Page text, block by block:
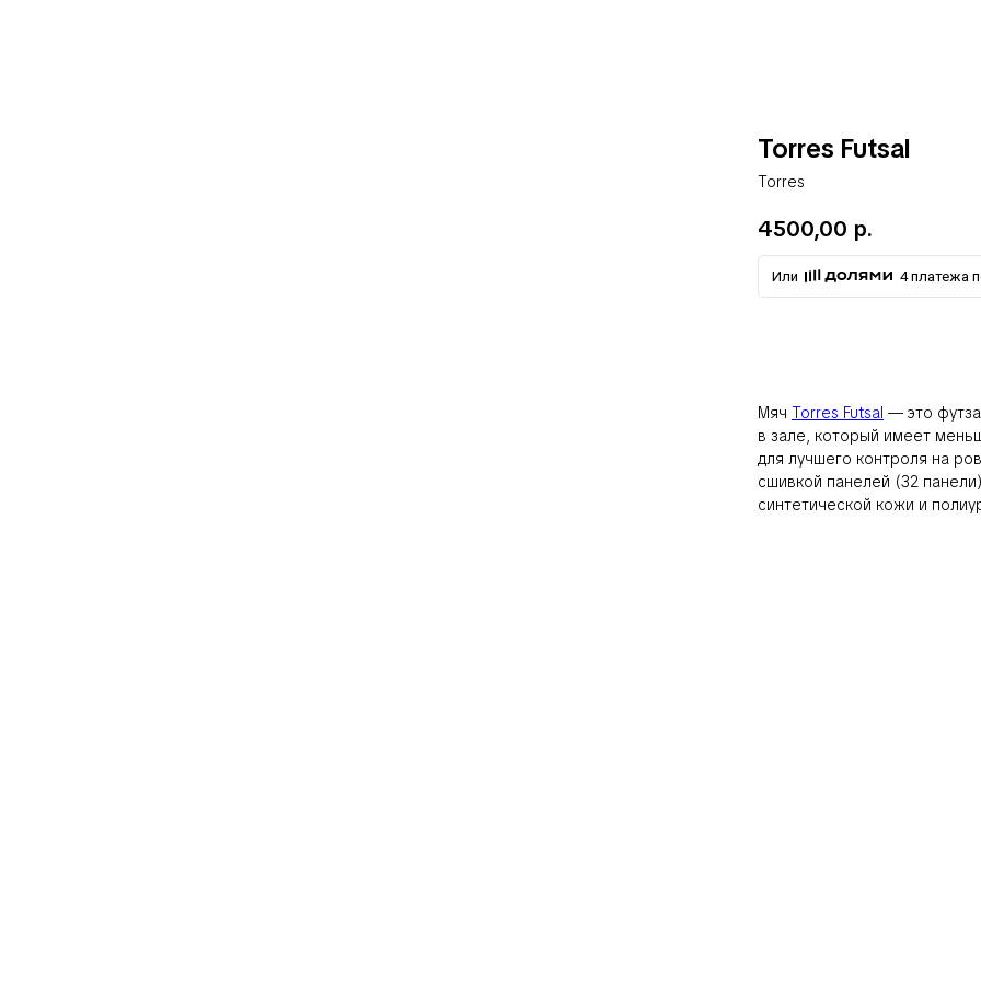
Torres Futsal
Torres
4500,00 р.
Или 4 платежа
Мяч Torres Futsal — это
в зале, который имеет
для лучшего контроля на
сшивкой панелей (32
синтетической кожи и